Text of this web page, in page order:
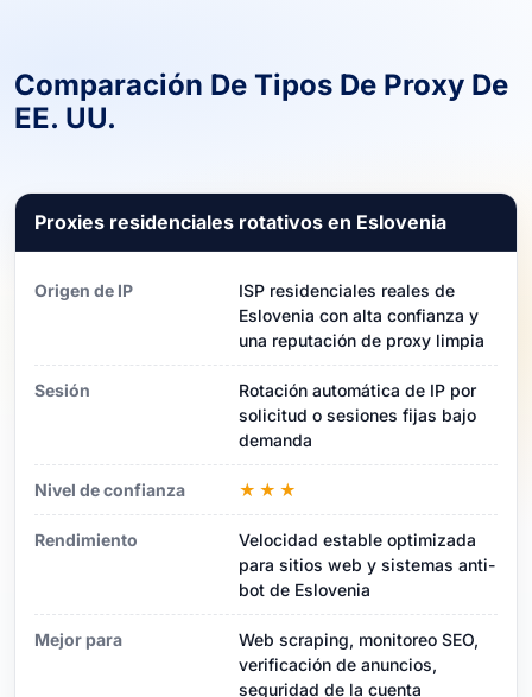
Comparación De Tipos De Proxy De
EE. UU.
Proxies residenciales rotativos en Eslovenia
Origen de IP
ISP residenciales reales de
Eslovenia con alta confianza y
una reputación de proxy limpia
Sesión
Rotación automática de IP por
solicitud o sesiones fijas bajo
demanda
Nivel de confianza ★★★
Rendimiento
Velocidad estable optimizada
para sitios web y sistemas anti-
bot de Eslovenia
Mejor para
Web scraping, monitoreo SEO,
verificación de anuncios,
seguridad de la cuenta